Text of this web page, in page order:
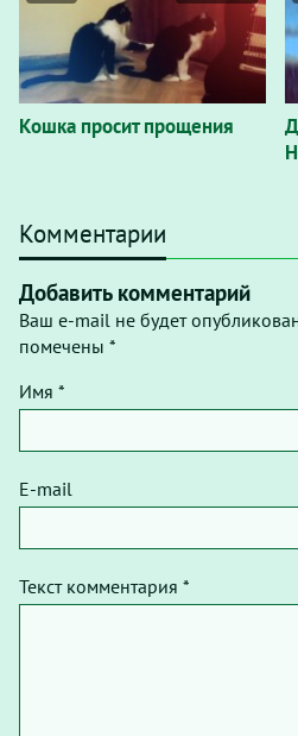
Кошка просит прощения
Комментарии
Добавить комментарий
Ваш e-mail не будет
помечены *
Имя *
E-mail
Текст комментария *